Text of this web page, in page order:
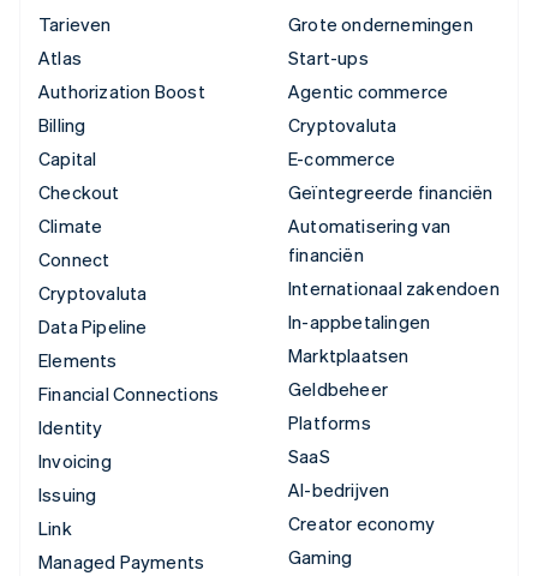
Tarieven
Atlas
Authorization Boost
Billing
Capital
Checkout
Climate
Connect
Cryptovaluta
Data Pipeline
Elements
Financial Connections
Identity
Invoicing
Issuing
Link
Managed Payments
Grote ondernemingen
Start-ups
Agentic commerce
Cryptovaluta
E-commerce
Geïntegreerde financiën
Automatisering van
financiën
Internationaal zakendoen
In-appbetalingen
Marktplaatsen
Geldbeheer
Platforms
SaaS
AI-bedrijven
Creator economy
Gaming